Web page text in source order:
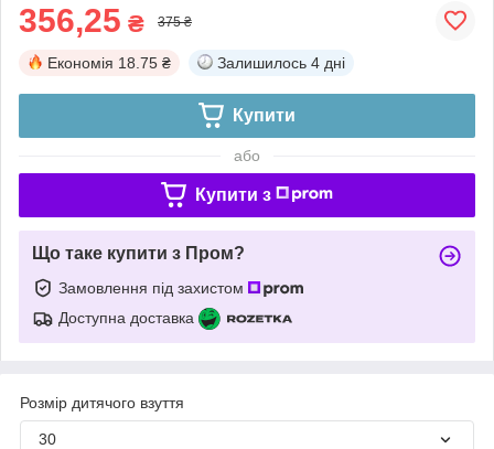
356,25 ₴ 375 ₴
Економія 18.75 ₴ Залишилось 4 дні
Купити
або
Купити з
Що таке купити з Пром?
Замовлення під захистом
Доступна доставка
Розмір дитячого взуття
30